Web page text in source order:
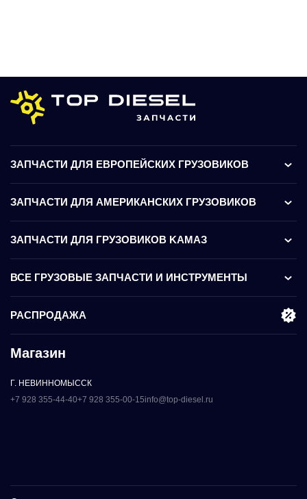
ЗАПЧАСТИ ДЛЯ ЕВРОПЕЙСКИХ ГРУЗОВИКОВ
ЗАПЧАСТИ ДЛЯ АМЕРИКАНСКИХ ГРУЗОВИКОВ
ЗАПЧАСТИ ДЛЯ ГРУЗОВИКОВ KАМАЗ
ВСЕ ГРУЗОВЫЕ ЗАПЧАСТИ И ИНСТРУМЕНТЫ
РАСПРОДАЖА
Магазин
Г. НЕВИННОМЫССК
+7 928 355-44-40+7 928 355-00-15info@top-diesel.ru